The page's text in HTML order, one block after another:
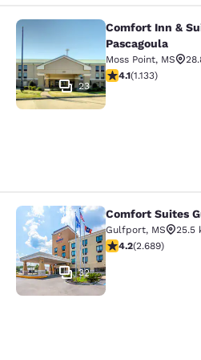
Comfort Inn &
23
Comfort Inn &
Pascagoula
Moss Point, MS
classificação 4.09
4.1(1.133)
Comfort Suites
32
Comfort Suites
Gulfport, MS
25.5
classificação 4.15
4.2(2.689)